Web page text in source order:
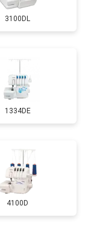
3100DL
1334DE
4100D